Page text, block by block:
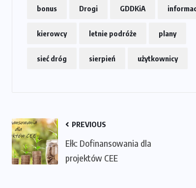
bonus Drogi GDDKiA
kierowcy letnie podróże plany
sieć dróg sierpień użytkownicy
PREVIOUS
Ełk: Dofinansowania dla
projektów CEE